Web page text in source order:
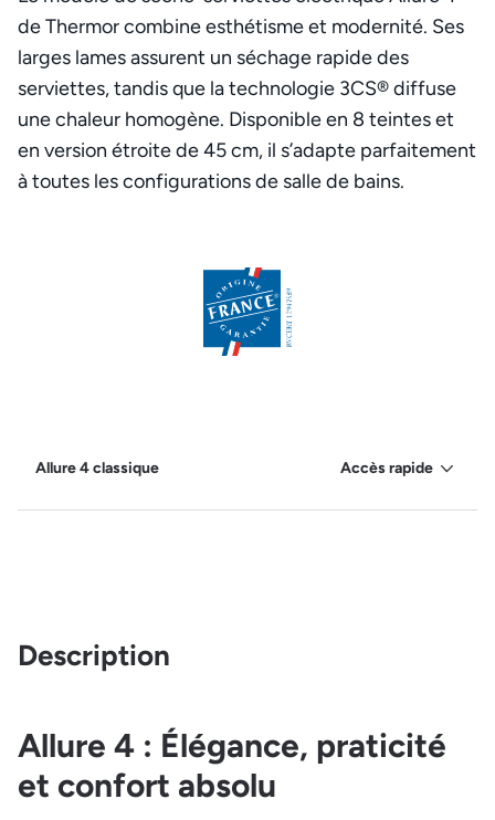
de Thermor combine esthétisme et modernité. Ses
larges lames assurent un séchage rapide des
serviettes, tandis que la technologie 3CS® diffuse
une chaleur homogène. Disponible en 8 teintes et
en version étroite de 45 cm, il s’adapte parfaitement
à toutes les configurations de salle de bains.
Allure 4 classique Accès rapide
Description
Allure 4 : Élégance, praticité
et confort absolu